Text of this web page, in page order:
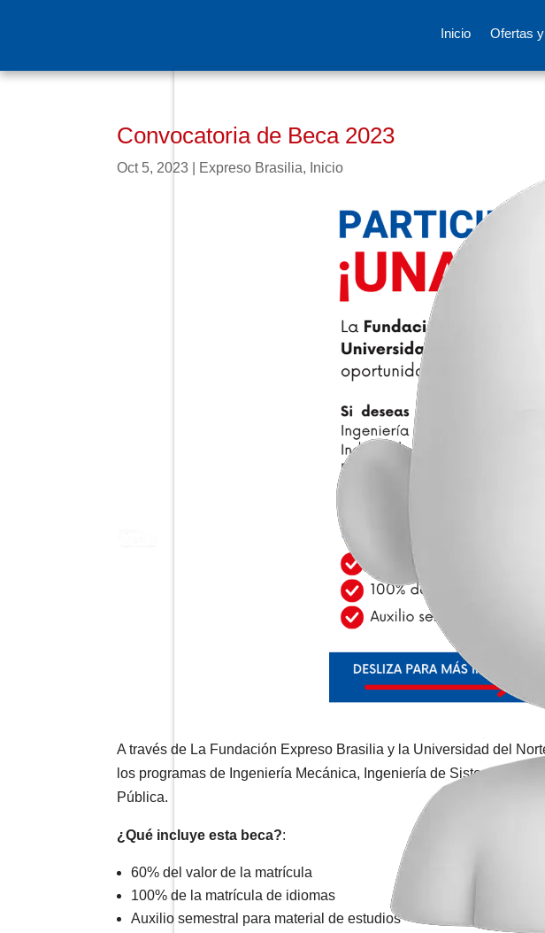
Inicio Ofertas
Convocatoria de Beca 2023
Oct 5, 2023 Expreso Brasilia, Inicio
A través de La Fundación Expreso Brasilia y la Universidad del
los programas de Ingeniería Mecánica, Ingeniería de Sistemas,
Pública.
¿Qué incluye esta beca?:
60% del valor de la matrícula
100% de la matrícula de idiomas
Auxilio semestral para material de estudios